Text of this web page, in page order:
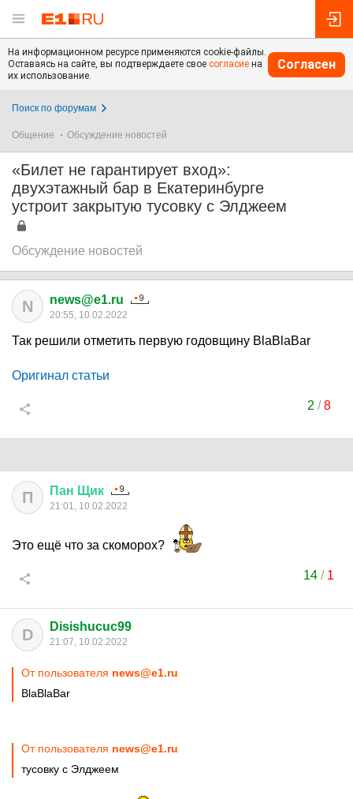
На информационном ресурсе применяются cookie-файлы.
Оставаясь на сайте, вы подтверждаете свое согласие на
их использование.
Согласен
Поиск по форумам
Общение Обсуждение новостей
«Билет не гарантирует вход»:
двухэтажный бар в Екатеринбурге
устроит закрытую тусовку с Элджеем
Обсуждение новостей
N news@e1.ru
20:55, 10.02.2022
Так решили отметить первую годовщину BlaBlaBar
Оригинал статьи
2 /8
П Пан Щик
21:01, 10.02.2022
Это ещё что за скоморох?
14 / 1
D Disishucuc99
21:07, 10.02.2022
От пользователя news@e1.ru
BlaBlaBar
От пользователя news@e1.ru
тусовку с Элджеем